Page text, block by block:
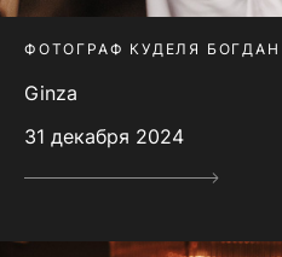
ФОТОГРАФ КУДЕЛЯ БОГДАН
Ginza
31 декабря 2024